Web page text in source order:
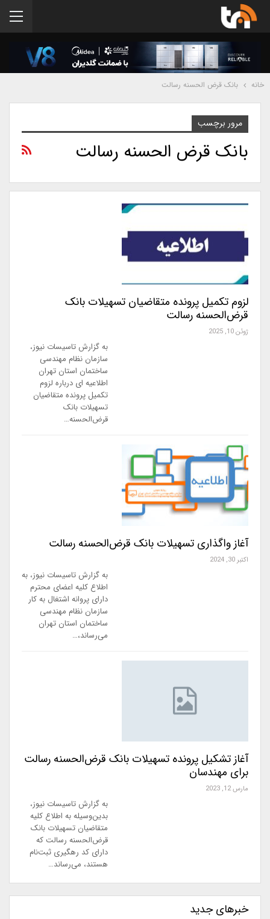
خانه بانک قرض الحسنه رسالت
مرور برچسب
بانک قرض الحسنه رسالت
لزوم تکمیل پرونده متقاضیان تسهیلات بانک
قرض‌الحسنه رسالت
ژوئن 10, 2025
به گزارش تاسیسات نیوز،
سازمان نظام مهندسی
ساختمان استان تهران
اطلاعیه ای درباره لزوم
تکمیل پرونده متقاضیان
تسهیلات بانک
قرض‌الحسنه…
آغاز واگذاری تسهیلات بانک قرض‌الحسنه رسالت
اکتبر 30, 2024
به گزارش تاسیسات نیوز، به
اطلاع کلیه اعضای محترم
دارای پروانه اشتغال به کار
سازمان نظام مهندسی
ساختمان استان تهران
می‌رساند،…
آغاز تشکیل پرونده تسهیلات بانک قرض‌الحسنه رسالت
برای مهندسان
مارس 12, 2023
به گزارش تاسیسات نیوز،
بدین‌وسیله به اطلاع کلیه
متقاضیان تسهیلات بانک
قرض‌الحسنه رسالت که
دارای کد رهگیری ثبت‌نام
هستند، می‌رساند…
خبرهای جدید